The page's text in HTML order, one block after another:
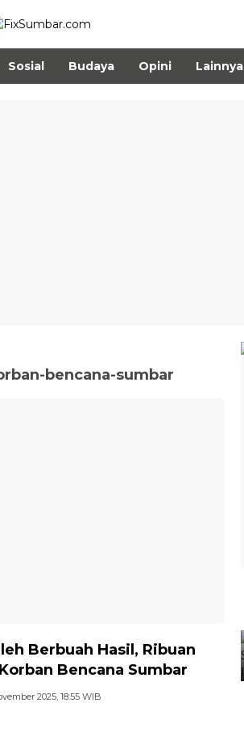
Sosial Budaya Opini Lainnya
bencana-sumbar
Berbuah Hasil, Ribuan
Bencana Sumbar
2025, 18:55 WIB